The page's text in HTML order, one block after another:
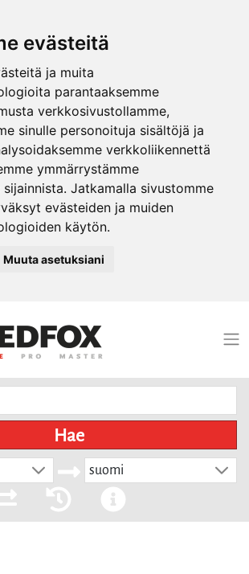
evästeitä
ja muita
parantaaksemme
verkkosivustollamme,
sinulle personoituja sisältöjä ja
verkkoliikennettä
ymmärrystämme
Jatkamalla sivustomme
evästeiden ja muiden
käytön.
Muuta asetuksiani
Hae
suomi